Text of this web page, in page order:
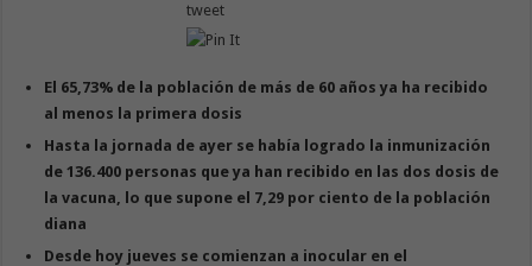
tweet
El 65,73% de la población de más de 60 años ya ha recibido
al menos la primera dosis
Hasta la jornada de ayer se había logrado la inmunización
de 136.400 personas que ya han recibido en las dos dosis de
la vacuna, lo que supone el 7 29 por ciento de la población
diana
Desde hoy jueves se comienzan a inocular en el